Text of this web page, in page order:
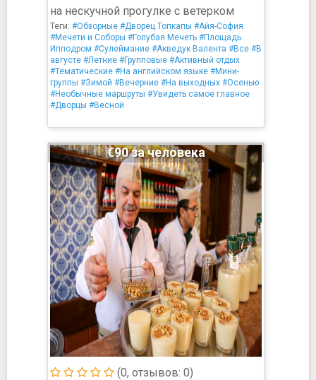
на нескучной прогулке с ветерком
Теги: #Обзорные #Дворец Топкапы #Айя-София
#Мечети и Соборы #Голубая Мечеть #Площадь
Ипподром #Сулеймание #Акведук Валента #Все #В
августе #Летние #Групповые #Активный отдых
#Тематические #На английском языке #Мини-
группы #Зимой #Вечерние #На выходных #Осенью
#Необычные маршруты #Увидеть самое главное
#Дворцы #Весной
(0, отзывов: 0)
€90 за человека